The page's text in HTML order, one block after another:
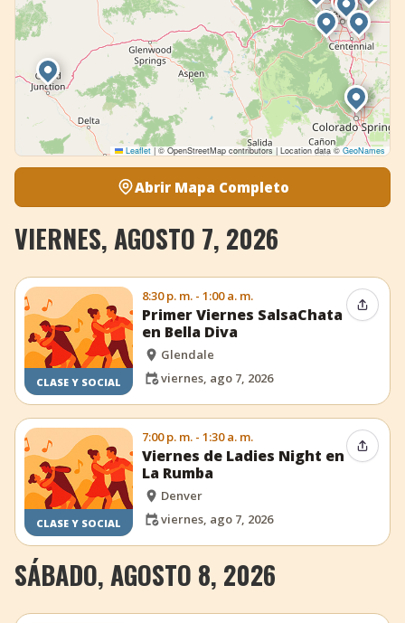
Leaflet |© OpenStreetMap contributors | Location data © GeoNames
Abrir Mapa Completo
VIERNES, AGOSTO 7, 2026
CLASE Y SOCIAL
8:30 p. m. - 1:00 a. m.
Primer Viernes SalsaChata
en Bella Diva
Glendale
viernes, ago 7, 2026
CLASE Y SOCIAL
7:00 p. m. - 1:30 a. m.
Viernes de Ladies Night en
La Rumba
Denver
viernes, ago 7, 2026
SÁBADO, AGOSTO 8, 2026